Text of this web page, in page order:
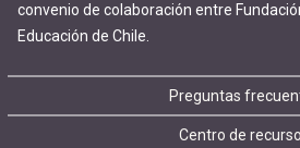
convenio de colaboración entre
Educación de Chile.
Footer
Preguntas
Centro de